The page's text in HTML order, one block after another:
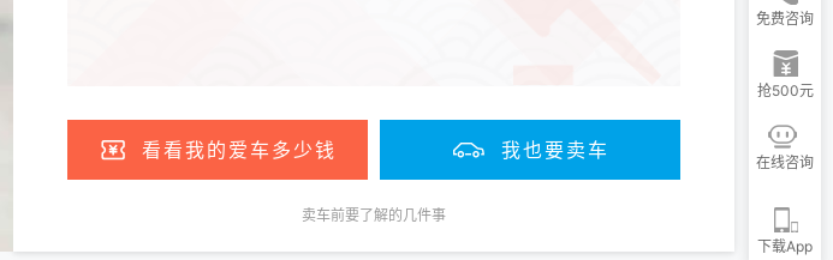
看看我的爱车多少钱 我也要卖车
卖车前要了解的几件事
免费咨询
抢500元
在线咨询
下载App